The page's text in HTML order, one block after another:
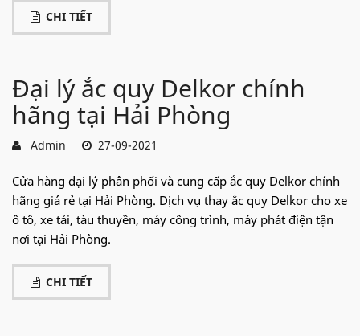
CHI TIẾT
Đại lý ắc quy Delkor chính
hãng tại Hải Phòng
Admin 27-09-2021
Cửa hàng đại lý phân phối và cung cấp ắc quy Delkor chính
hãng giá rẻ tại Hải Phòng. Dịch vụ thay ắc quy Delkor cho xe
ô tô, xe tải, tàu thuyền, máy công trình, máy phát điện tận
nơi tại Hải Phòng.
CHI TIẾT